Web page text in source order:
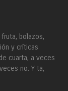
bolazos,
y críticas
cuarta, a veces
no. Y ta,